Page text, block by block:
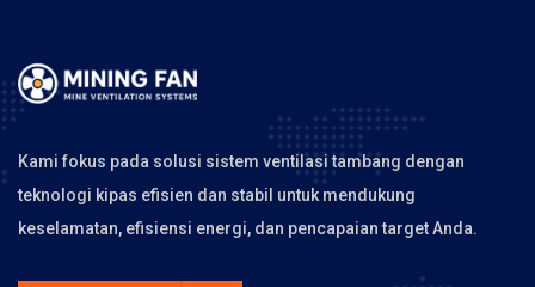
Kami fokus pada solusi sistem ventilasi tambang dengan
teknologi kipas efisien dan stabil untuk mendukung
keselamatan, efisiensi energi, dan pencapaian target Anda.